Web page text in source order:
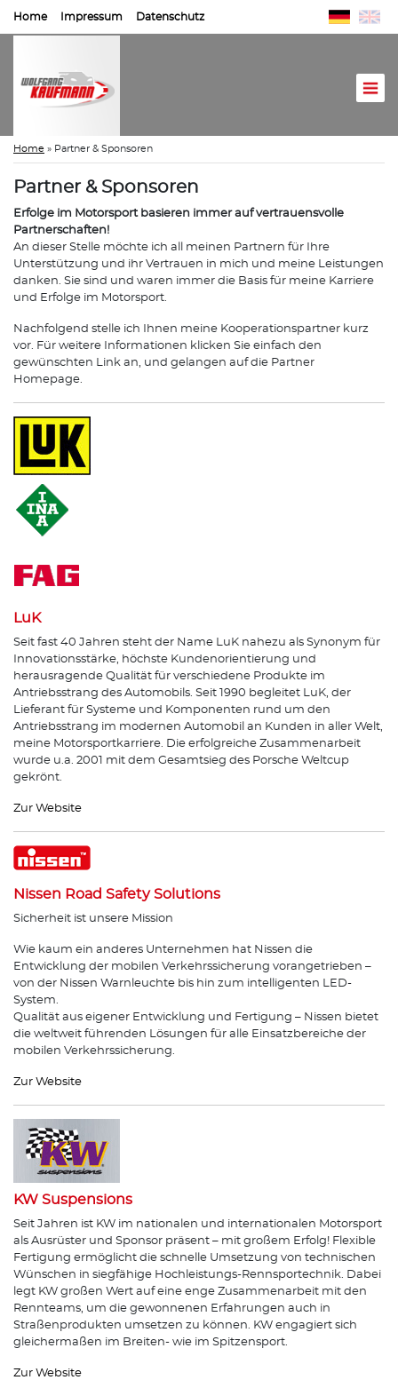
Home Impressum Datenschutz
Home » Partner & Sponsoren
Partner & Sponsoren
Erfolge im Motorsport basieren immer auf vertrauensvolle
Partnerschaften!
An dieser Stelle möchte ich all meinen Partnern für Ihre
Unterstützung und ihr Vertrauen in mich und meine Leistungen
danken. Sie sind und waren immer die Basis für meine Karriere
und Erfolge im Motorsport.
Nachfolgend stelle ich Ihnen meine Kooperationspartner kurz
vor. Für weitere Informationen klicken Sie einfach den
gewünschten Link an, und gelangen auf die Partner
Homepage.
LuK
Seit fast 40 Jahren steht der Name LuK nahezu als Synonym für
Innovationsstärke, höchste Kundenorientierung und
herausragende Qualität für verschiedene Produkte im
Antriebsstrang des Automobils. Seit 1990 begleitet LuK, der
Lieferant für Systeme und Komponenten rund um den
Antriebsstrang im modernen Automobil an Kunden in aller Welt,
meine Motorsportkarriere. Die erfolgreiche Zusammenarbeit
wurde u.a. 2001 mit dem Gesamtsieg des Porsche Weltcup
gekrönt.
Zur Website
Nissen Road Safety Solutions
Sicherheit ist unsere Mission
Wie kaum ein anderes Unternehmen hat Nissen die
Entwicklung der mobilen Verkehrssicherung vorangetrieben –
von der Nissen Warnleuchte bis hin zum intelligenten LED-
System.
Qualität aus eigener Entwicklung und Fertigung – Nissen bietet
die weltweit führenden Lösungen für alle Einsatzbereiche der
mobilen Verkehrssicherung.
Zur Website
KW Suspensions
Seit Jahren ist KW im nationalen und internationalen Motorsport
als Ausrüster und Sponsor präsent – mit großem Erfolg! Flexible
Fertigung ermöglicht die schnelle Umsetzung von technischen
Wünschen in siegfähige Hochleistungs-Rennsportechnik. Dabei
legt KW großen Wert auf eine enge Zusammenarbeit mit den
Rennteams, um die gewonnenen Erfahrungen auch in
Straßenprodukten umsetzen zu können. KW engagiert sich
gleichermaßen im Breiten- wie im Spitzensport.
Zur Website